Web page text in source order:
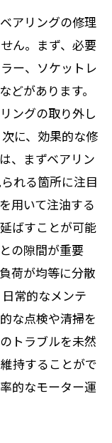
アリングの修理
ん。まず、必要
ー、ソケットレ
どがあります。
ングの取り外し
に、効果的な修
、まずベアリン
れる箇所に注目
用いて注油する
ばすことが可能
の隙間が重要
荷が均等に分散
常的なメンテ
な点検や清掃を
トラブルを未然
持することがで
的なモーター運